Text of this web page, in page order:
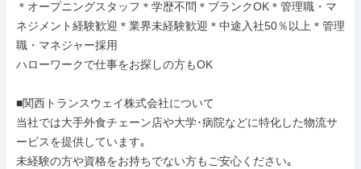
＊オープニングスタッフ＊学歴不問＊ブランクOK＊管理職・マ
ネジメント経験歓迎＊業界未経験歓迎＊中途入社50％以上＊管理
職・マネジャー採用
ハローワークで仕事をお探しの方もOK
■関西トランスウェイ株式会社について
当社では大手外食チェーン店や大学･病院などに特化した物流サ
ービスを提供しています｡
未経験の方や資格をお持ちでない方もご安心ください｡